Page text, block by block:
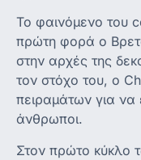
Το φαινόμενο του
πρώτη φορά ο
στην αρχές της
τον στόχο του, ο
πειραμάτων για
άνθρωποι.
Στον πρώτο κύκλο